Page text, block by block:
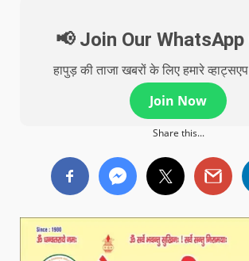
📢 Join Our WhatsApp
हापुड़ की ताजा खबरों के लिए हमारे
Join Now
Share this...